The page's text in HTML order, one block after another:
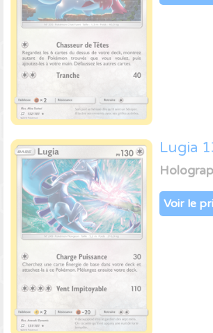
Lugia
Voir le